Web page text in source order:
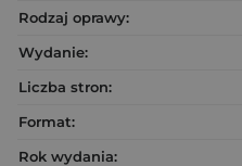
Rodzaj oprawy:
Wydanie:
Liczba stron:
Format:
Rok wydania: